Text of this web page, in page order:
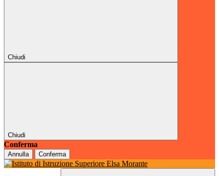
Chiudi
Chiudi
Conferma
Annulla Conferma